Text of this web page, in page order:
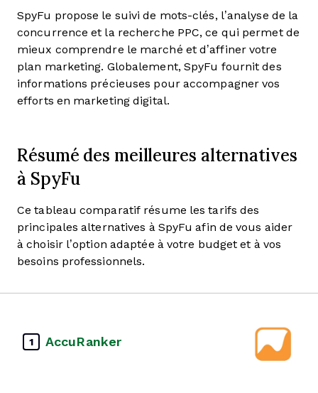
SpyFu propose le suivi de mots-clés, l’analyse de la
concurrence et la recherche PPC, ce qui permet de
mieux comprendre le marché et d’affiner votre
plan marketing. Globalement, SpyFu fournit des
informations précieuses pour accompagner vos
efforts en marketing digital.
Résumé des meilleures alternatives
à SpyFu
Ce tableau comparatif résume les tarifs des
principales alternatives à SpyFu afin de vous aider
à choisir l’option adaptée à votre budget et à vos
besoins professionnels.
1 AccuRanker